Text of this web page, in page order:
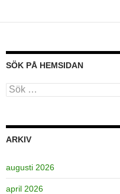
SÖK PÅ HEMSIDAN
Sök
efter:
ARKIV
augusti 2026
april 2026